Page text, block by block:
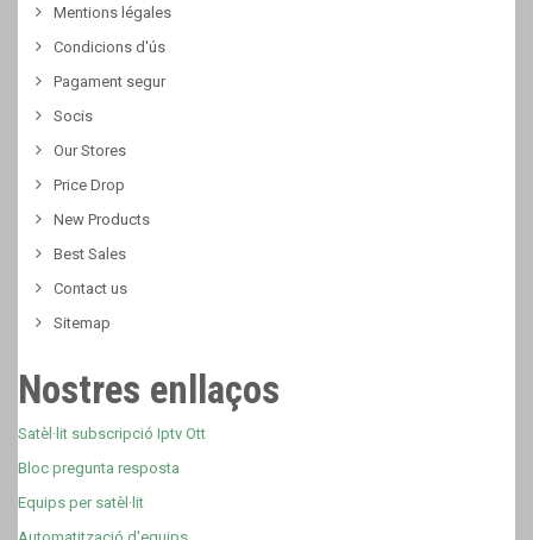
Mentions légales
Condicions d'ús
Pagament segur
Socis
Our Stores
Price Drop
New Products
Best Sales
Contact us
Sitemap
Nostres enllaços
Satèl·lit subscripció Iptv Ott
Bloc pregunta resposta
Equips per satèl·lit